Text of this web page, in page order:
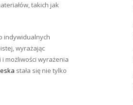
takich jak
indywidualnych
wyrażając
możliwości wyrażenia
stała się nie tylko